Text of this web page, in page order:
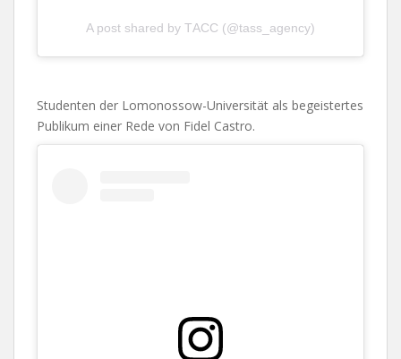
A post shared by ТАСС (@tass_agency)
Studenten der Lomonossow-Universität als begeistertes
Publikum einer Rede von Fidel Castro.